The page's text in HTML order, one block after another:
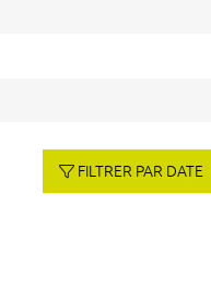
FILTRER PAR DATE